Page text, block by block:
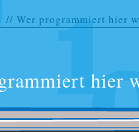
// Wer programmiert hier
hier